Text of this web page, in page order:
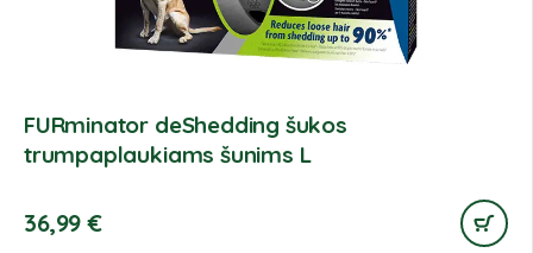
FURminator deShedding šukos
trumpaplaukiams šunims L
36,99€